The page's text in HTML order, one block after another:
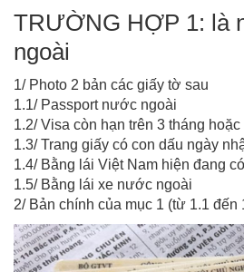
TRƯỜNG HỢP 1: là
ngoài
1/ Photo 2 bản các giấy tờ sau
1.1/ Passport nước ngoài
1.2/ Visa còn hạn trên 3 tháng hoặc
1.3/ Trang giấy có con dấu ngày
1.4/ Bằng lái Việt Nam hiện đang có
1.5/ Bằng lái xe nước ngoài
2/ Bản chính của mục 1 (từ 1.1 đến